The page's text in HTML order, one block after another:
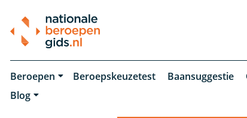
Beroepen Beroepskeuzetest Baansuggestie
Blog